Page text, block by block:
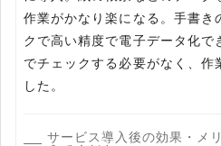
作業がかなり楽になる。手書き
クで高い精度で電子データ化で
でチェックする必要がなく、
した。
サービス導入後の効果・メ